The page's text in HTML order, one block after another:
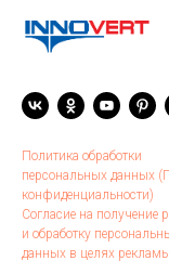
Политика обработки
персональных данных
конфиденциальности)
Согласие на получение
и обработку
данных в целях рекламы